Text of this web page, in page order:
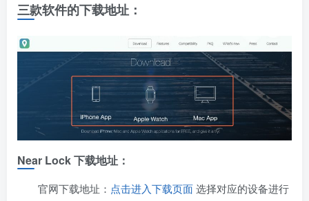
三款软件的下载地址：
Near Lock 下载地址：
官网下载地址： 点击进入下载页面选择对应的设备进行